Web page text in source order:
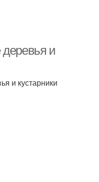
деревья и
и кустарники